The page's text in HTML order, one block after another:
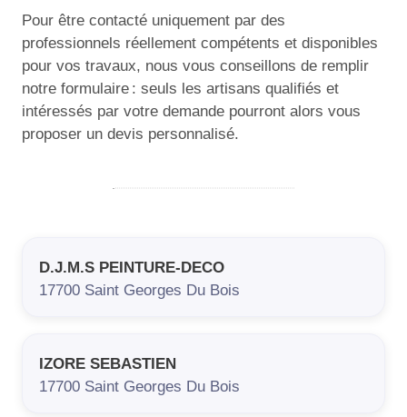
Pour être contacté uniquement par des
professionnels réellement compétents et disponibles
pour vos travaux, nous vous conseillons de remplir
notre formulaire : seuls les artisans qualifiés et
intéressés par votre demande pourront alors vous
proposer un devis personnalisé.
D.J.M.S PEINTURE-DECO
17700 Saint Georges Du Bois
IZORE SEBASTIEN
17700 Saint Georges Du Bois